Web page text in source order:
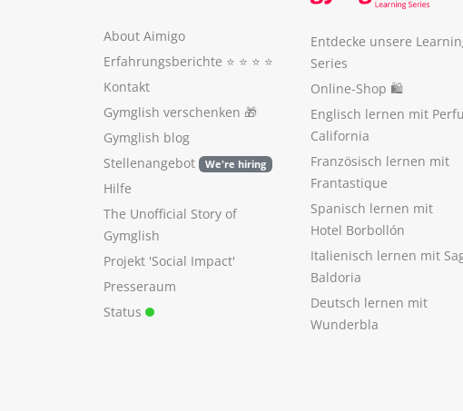
About Aimigo
Erfahrungsberichte ⭐️ ⭐️ ⭐️ ⭐️
Kontakt
Gymglish verschenken 🎁
Gymglish blog
Stellenangebot
We're hiring
Hilfe
The Unofficial Story of
Gymglish
Projekt 'Social Impact'
Presseraum
Status
Entdecke unsere
Series
Online-Shop 🛍
Englisch lernen mit
California
Französisch lernen mit
Frantastique
Spanisch lernen mit
Hotel Borbollón
Italienisch lernen mit
Baldoria
Deutsch lernen mit
Wunderbla